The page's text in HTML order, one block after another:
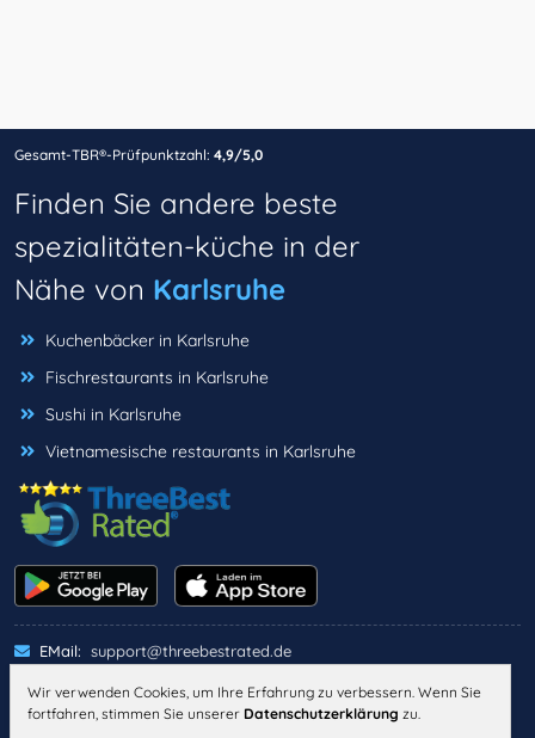
Gesamt-TBR®-Prüfpunktzahl: 4,9/5,0
Finden Sie andere beste
spezialitäten-küche in der
Nähe von Karlsruhe
Kuchenbäcker in Karlsruhe
Fischrestaurants in Karlsruhe
Sushi in Karlsruhe
Vietnamesische restaurants in Karlsruhe
EMail: support@threebestrated.de
IMPRESSUM DATENSCHUTZ
Wir verwenden Cookies, um Ihre Erfahrung zu verbessern. Wenn Sie
fortfahren, stimmen Sie unserer Datenschutzerklärung zu.